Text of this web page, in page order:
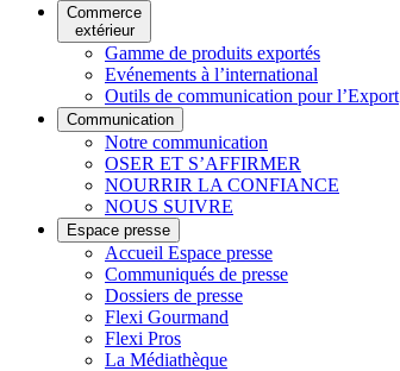
Commerce
extérieur
Gamme de produits exportés
Evénements à l’international
Outils de communication pour l’Export
Communication
Notre communication
OSER ET S’AFFIRMER
NOURRIR LA CONFIANCE
NOUS SUIVRE
Espace presse
Accueil Espace presse
Communiqués de presse
Dossiers de presse
Flexi Gourmand
Flexi Pros
La Médiathèque